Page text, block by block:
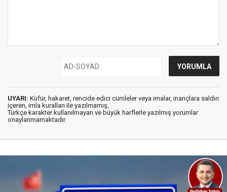
UYARI: Küfür, hakaret, rencide edici cümleler veya imalar, inançlara saldırı
içeren, imla kuralları ile yazılmamış,
Türkçe karakter kullanılmayan ve büyük harflerle yazılmış yorumlar
onaylanmamaktadır.